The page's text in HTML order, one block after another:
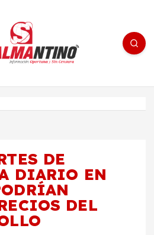
- medios/noticias/editorial
DE
DIARIO EN
DEL